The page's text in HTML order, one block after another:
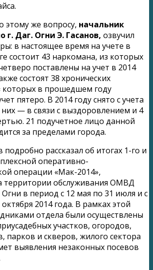
этому же вопросу, начальник
г. Даг. Огни Э. Гасанов, озвучил
в настоящее время на учете в
состоит 43 наркомана, из которых
поставлены на учет в 2014
состоят 38 хронических
которых в прошедшем году
пятеро. В 2014 году снято с учета
них — в связи с выздоровлением и 4
21 подучетное лицо данной
за пределами города.
подробно рассказал об итогах 1-го и
оперативно-
операции «Мак-2014»,
территории обслуживания ОМВД
Огни в период с 12 мая по 31 июля и с
октября 2014 года. В рамках этой
отдела были осуществлены
участков, огородов,
парков и скверов, жилого сектора
выявления незаконных посевов